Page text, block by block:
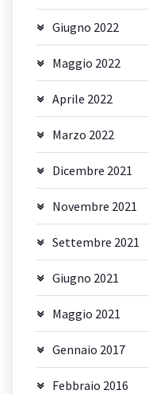
Giugno 2022
Maggio 2022
Aprile 2022
Marzo 2022
Dicembre 2021
Novembre 2021
Settembre 2021
Giugno 2021
Maggio 2021
Gennaio 2017
Febbraio 2016